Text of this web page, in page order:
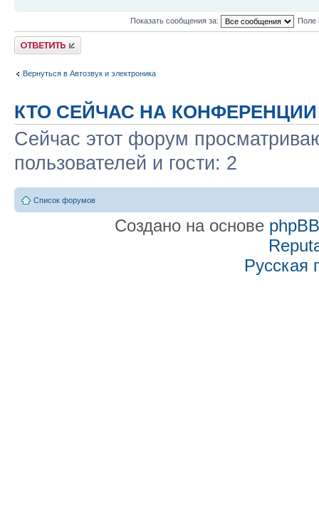
Показать сообщения за: Поле
Ответить
Вернуться в Автозвук и электроника
КТО СЕЙЧАС НА КОНФЕРЕНЦИИ
Сейчас этот форум
пользователей и гости: 2
Список форумов
Создано на основе phpBB
Русская